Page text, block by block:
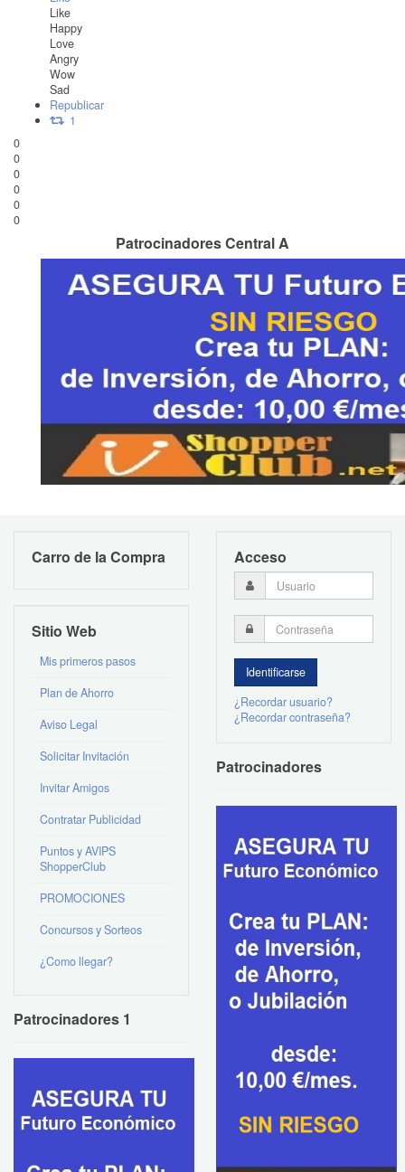
Like
Happy
Love
Angry
Wow
Sad
Republicar
1
0
0
0
0
0
0
Patrocinadores Central A
Carro de la Compra
Sitio Web
Mis primeros pasos
Plan de Ahorro
Aviso Legal
Solicitar Invitación
Invitar Amigos
Contratar Publicidad
Puntos y AVIPS
ShopperClub
PROMOCIONES
Concursos y Sorteos
¿Como llegar?
Patrocinadores 1
Acceso
¿Recordar usuario?
¿Recordar contraseña?
Patrocinadores